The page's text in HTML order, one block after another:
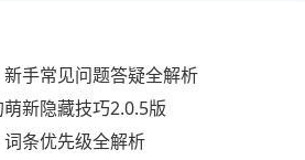
手常见问题答疑全解析
新隐藏技巧2.0.5版
条优先级全解析